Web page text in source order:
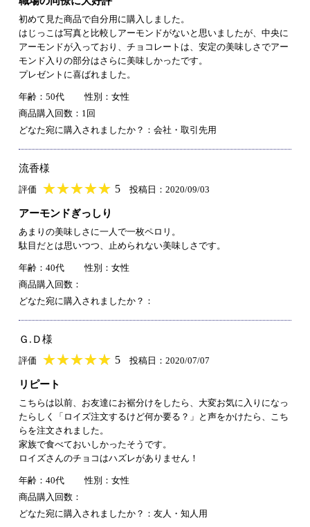
初めて見た商品で自分用に購入しました。
はじっこは写真と比較しアーモンドがないと思いましたが、中央に
アーモンドが入っており、チョコレートは、安定の美味しさでアー
モンド入りの部分はさらに美味しかったです。
プレゼントに喜ばれました。
年齢：50代
性別：女性
商品購入回数：1回
どなた宛に購入されましたか？：会社・取引先用
流香様
評価 ★★★★★
★★★★★ 5 投稿日：2020/09/03
アーモンドぎっしり
あまりの美味しさに一人で一枚ペロリ。
駄目だとは思いつつ、止められない美味しさです。
年齢：40代
性別：女性
商品購入回数：
どなた宛に購入されましたか？：
Ｇ.Ｄ様
評価 ★★★★★
★★★★★ 5 投稿日：2020/07/07
リピート
こちらは以前、お友達にお裾分けをしたら、大変お気に入りになっ
たらしく「ロイズ注文するけど何か要る？」と声をかけたら、こち
らを注文されました。
家族で食べておいしかったそうです。
ロイズさんのチョコはハズレがありません！
年齢：40代
性別：女性
商品購入回数：
どなた宛に購入されましたか？：友人・知人用